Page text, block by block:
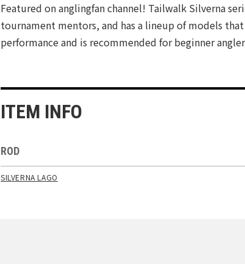
Featured on anglingfan channel! Tailwalk Silverna
tournament mentors, and has a lineup of models
performance and is recommended for beginner
ITEM INFO
ROD
SILVERNA LAGO